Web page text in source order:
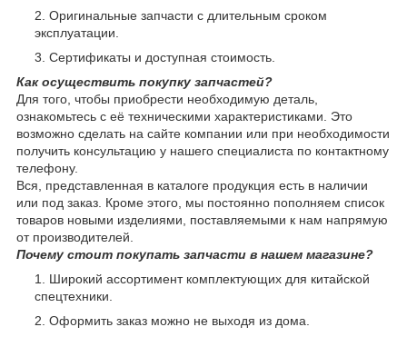
Оригинальные запчасти с длительным сроком
эксплуатации.
Сертификаты и доступная стоимость.
Как осуществить покупку запчастей?
Для того, чтобы приобрести необходимую деталь,
ознакомьтесь с её техническими характеристиками. Это
возможно сделать на сайте компании или при необходимости
получить консультацию у нашего специалиста по контактному
телефону.
Вся, представленная в каталоге продукция есть в наличии
или под заказ. Кроме этого, мы постоянно пополняем список
товаров новыми изделиями, поставляемыми к нам напрямую
от производителей.
Почему стоит покупать запчасти в нашем магазине?
Широкий ассортимент комплектующих для китайской
спецтехники.
Оформить заказ можно не выходя из дома.